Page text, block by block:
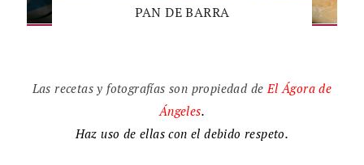
PAN DE BARRA
Las recetas y fotografías son propiedad de ElÁgora de
Ángeles.
Haz uso de ellas con el debido respeto.